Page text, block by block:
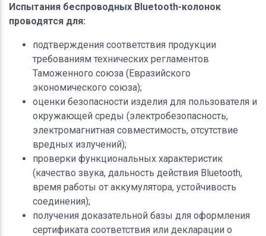
Испытания беспроводных Bluetooth-колонок
проводятся для:
подтверждения соответствия продукции
требованиям технических регламентов
Таможенного союза (Евразийского
экономического союза);
оценки безопасности изделия для пользователя и
окружающей среды (электробезопасность,
электромагнитная совместимость, отсутствие
вредных излучений);
проверки функциональных характеристик
(качество звука, дальность действия Bluetooth,
время работы от аккумулятора, устойчивость
соединения);
получения доказательной базы для оформления
сертификата соответствия или декларации о